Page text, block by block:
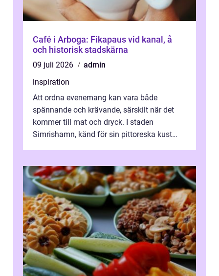
Café i Arboga: Fikapaus vid kanal, å
och historisk stadskärna
09 juli 2026
admin
inspiration
Att ordna evenemang kan vara både
spännande och krävande, särskilt när det
kommer till mat och dryck. I staden
Simrishamn, känd för sin pittoreska kust